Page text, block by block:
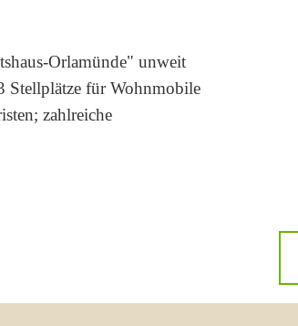
Orlamünde" unweit
Stellplätze für Wohnmobile
zahlreiche